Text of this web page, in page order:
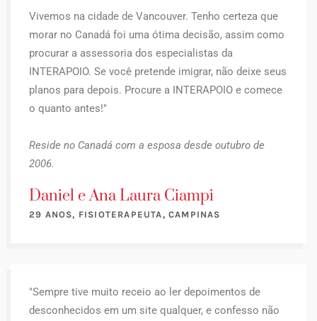
Vivemos na cidade de Vancouver. Tenho certeza que
morar no Canadá foi uma ótima decisão, assim como
procurar a assessoria dos especialistas da
INTERAPOIO. Se você pretende imigrar, não deixe seus
planos para depois. Procure a INTERAPOIO e comece
o quanto antes!"
Reside no Canadá com a esposa desde outubro de
2006.
Daniel e Ana Laura Ciampi
29 ANOS, FISIOTERAPEUTA, CAMPINAS
"Sempre tive muito receio ao ler depoimentos de
desconhecidos em um site qualquer, e confesso não